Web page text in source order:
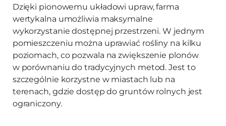
Dzięki pionowemu układowi upraw, farma
wertykalna umożliwia maksymalne
wykorzystanie dostępnej przestrzeni. W jednym
pomieszczeniu można uprawiać rośliny na kilku
poziomach, co pozwala na zwiększenie plonów
w porównaniu do tradycyjnych metod. Jest to
szczególnie korzystne w miastach lub na
terenach, gdzie dostęp do gruntów rolnych jest
ograniczony.